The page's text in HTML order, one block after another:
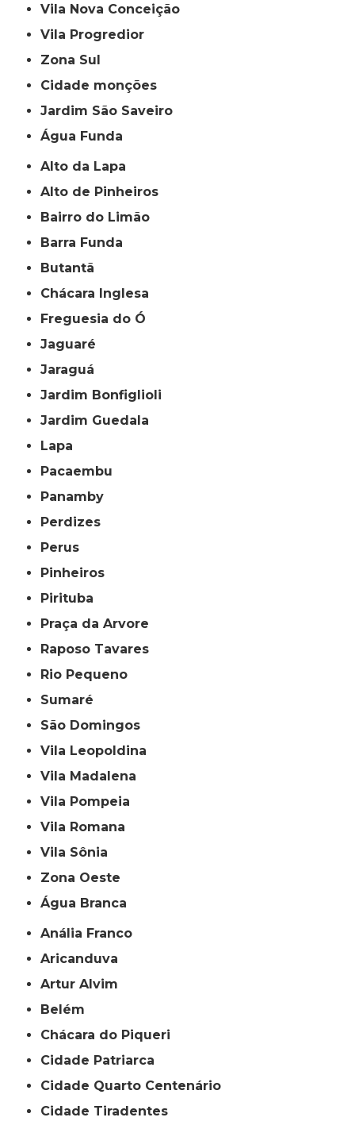
Vila Nova Conceição
Vila Progredior
Zona Sul
cidade monções
jardim São Saveiro
Água Funda
Alto da Lapa
Alto de Pinheiros
Bairro do Limão
Barra Funda
Butantã
Chácara Inglesa
Freguesia do Ó
Jaguaré
Jaraguá
Jardim Bonfiglioli
Jardim Guedala
Lapa
Pacaembu
Panamby
Perdizes
Perus
Pinheiros
Pirituba
Praça da Arvore
Raposo Tavares
Rio Pequeno
Sumaré
São Domingos
Vila Leopoldina
Vila Madalena
Vila Pompeia
Vila Romana
Vila Sônia
Zona Oeste
Água Branca
Anália Franco
Aricanduva
Artur Alvim
Belém
Chácara do Piqueri
Cidade Patriarca
Cidade Quarto Centenário
Cidade Tiradentes